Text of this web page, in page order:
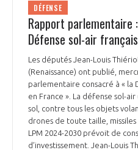
DÉFENSE
Rapport
Défense sol-air
Les députés Jean-Louis
(Renaissance) ont publié,
parlementaire consacré à « la
en France ». La défense sol-
sol, contre tous les objets
drones de toute taille,
LPM 2024-2030 prévoit de
d’investissement. Jean-Louis